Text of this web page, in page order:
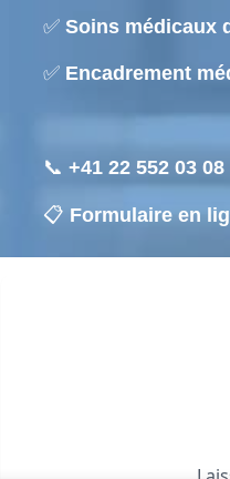
✅ Soins médicaux
✅ Encadrement
📞 +41 22 552 03 08
📋 Formulaire en